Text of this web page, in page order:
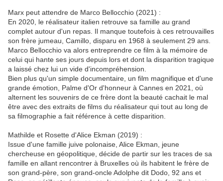
Marx peut attendre de Marco Bellocchio (2021) :
En 2020, le réalisateur italien retrouve sa famille au grand
complet autour d'un repas. Il manque toutefois à ces retrouvailles
son frère jumeau, Camillo, disparu en 1968 à seulement 29 ans.
Marco Bellocchio va alors entreprendre ce film à la mémoire de
celui qui hante ses jours depuis lors et dont la disparition tragique
a laissé chez lui un vide d'incompréhension.
Bien plus qu'un simple documentaire, un film magnifique et d'une
grande émotion, Palme d'Or d'honneur à Cannes en 2021, où
alternent les souvenirs de ce frère dont la beauté cachait le mal
être avec des extraits de films du réalisateur qui tout au long de
sa filmographie a fait référence à cette disparition.
Mathilde et Rosette d'Alice Ekman (2019) :
Issue d'une famille juive polonaise, Alice Ekman, jeune
chercheuse en géopolitique, décide de partir sur les traces de sa
famille en allant rencontrer à Bruxelles où ils habitent le frère de
son grand-père, son grand-oncle Adolphe dit Dodo, 92 ans et